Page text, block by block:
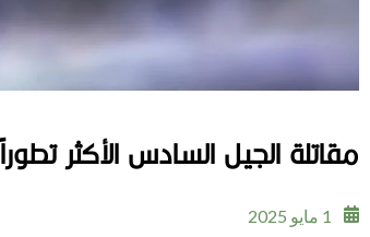
مقاتلة الجيل السادس الأكثر تطوراً
1 مايو 2025